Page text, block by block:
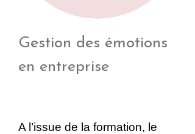
Gestion des émotions
en entreprise
A l’issue de la formation, le